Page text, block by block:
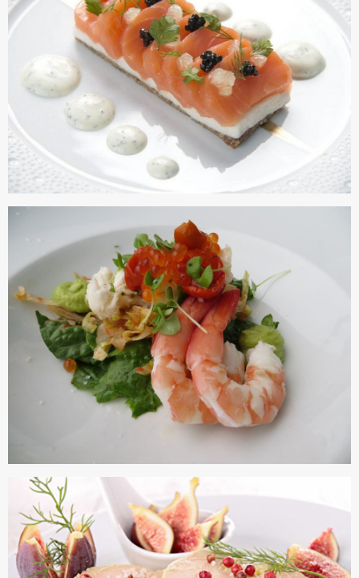
還沒有註冊帳號嗎？點擊
想起密碼了嗎？點擊立刻登入
已閱讀使用條款 隱私政策
已經有註冊帳號了嗎？點擊 立刻登入
授權內容：係指吉寶系統有限公司（吉寶系統公司）所有或
經授權使用而置放於吉寶知識系統網站或系統內之著作物。
衍生著作：係指就授權內容改作之創作。
二、會員規範
會員同意遵守本系統之會員規範、著作權條款及隱私權政
違反前項約定者，本系統得終止會員資格。
三、著作權授權
會員得於本系統內使用授權內容，除經著作權人有標示採取
創用CC授權或其他授權者，會員不得重製、轉載、散布或類
似方法流通授權內容。
本系統防盜拷措施或類似措施，會員不得予以破解、破壞或
以其他方法規避。
會員使用本系統之費用，由吉寶系統公司定之並按月收取。
吉寶系統公司得不定期公告與調整費用。
四、會員授權
會員享有其創作之衍生著作的著作權，但會員同意吉寶系統
公司得於該著作權存續期間內無償使用，包括再授權之權
五、聲明保證
會員聲明並保證會員於使用本系統時創作、上傳或張貼的著
作物，會員享有所有權或經合法授權。
如會員違反前項約定致吉寶系統公司遭追訴、請求或求償
者，吉寶系統公司應立即通知會員，必要時本系統得移除爭
我同意上述會員條款
同意上述條款，確定註冊